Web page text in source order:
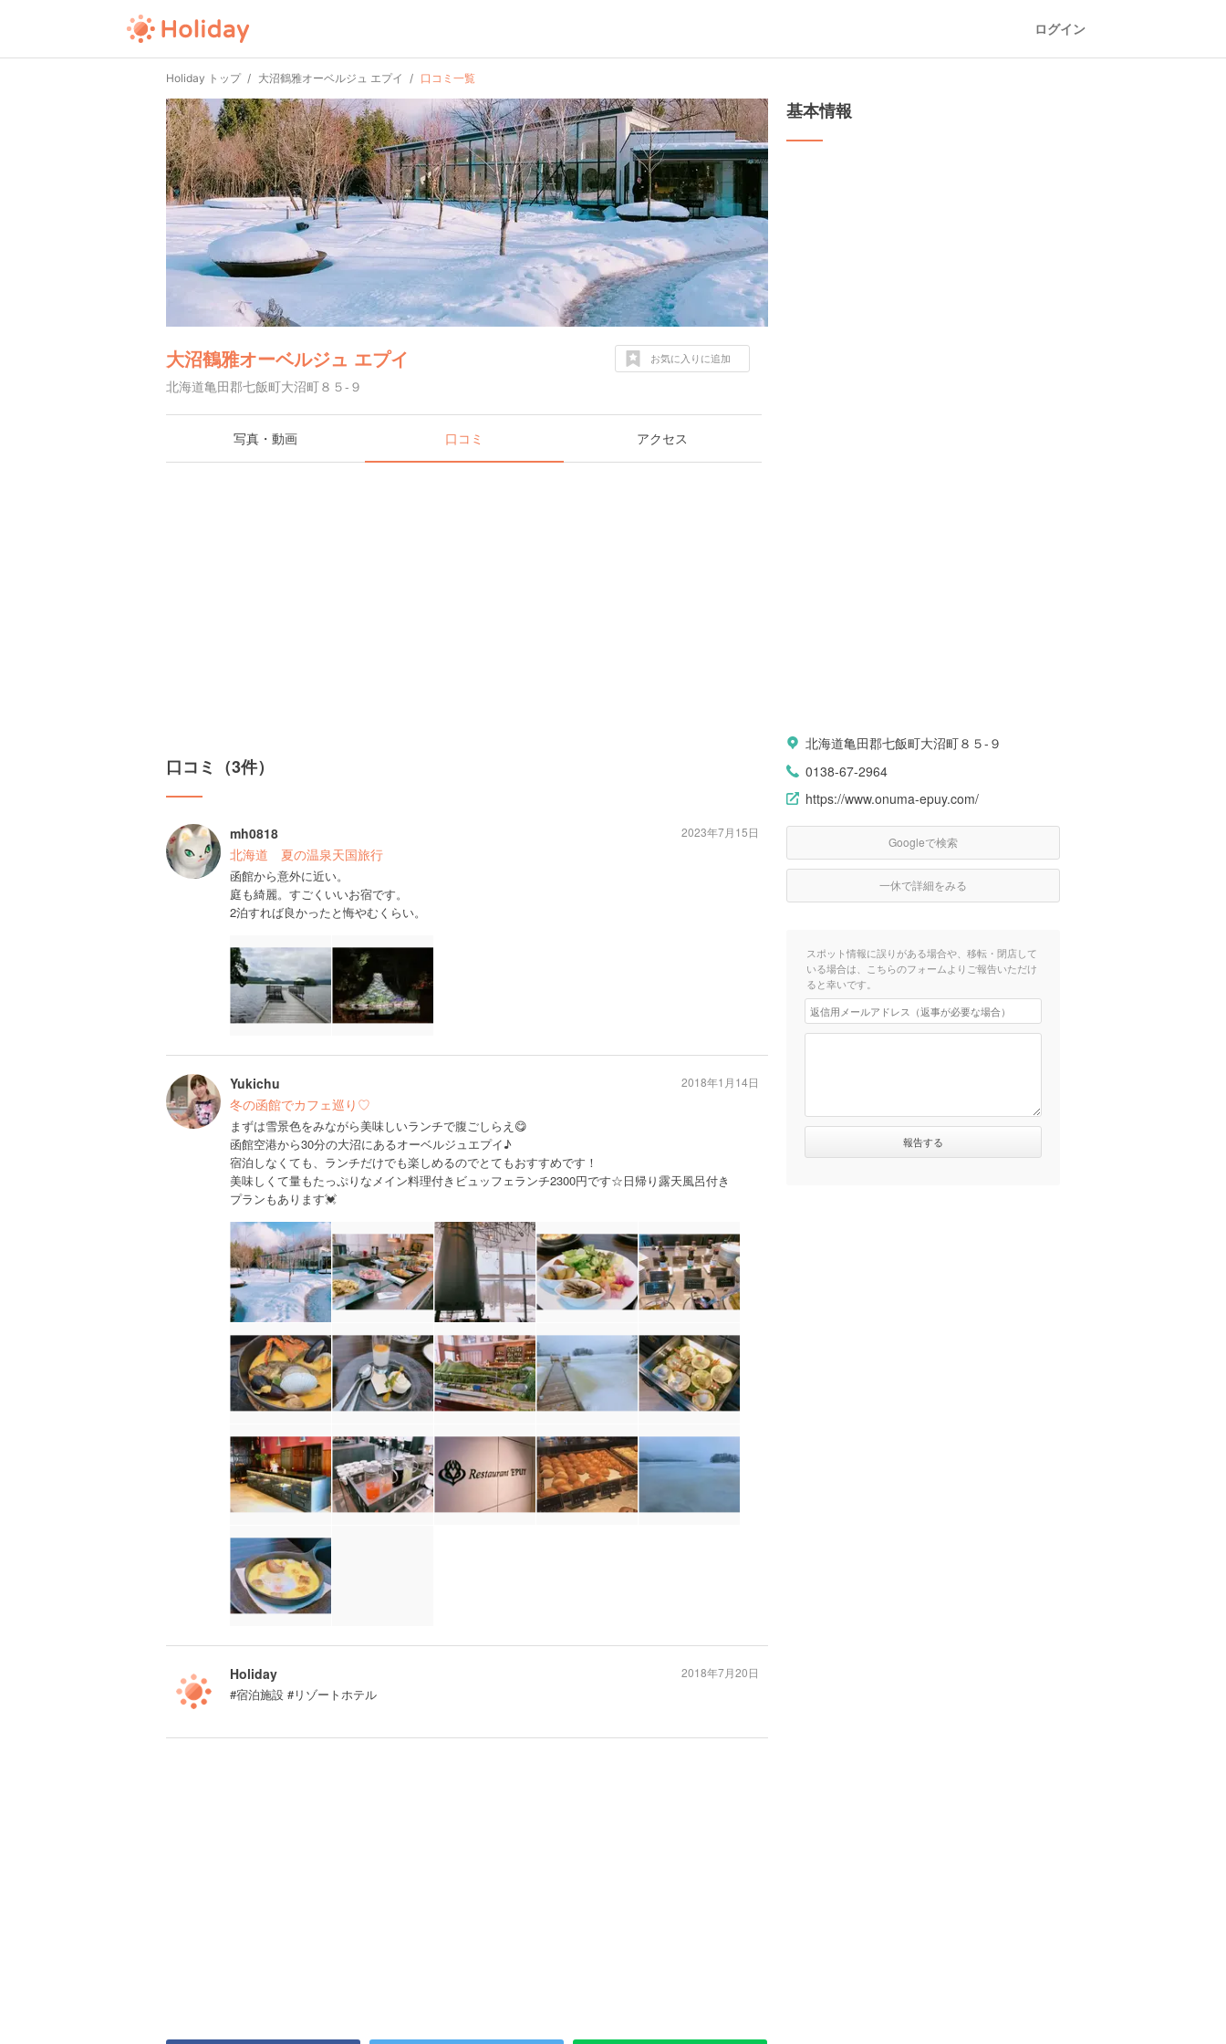
ログイン
Holiday トップ 大沼鶴雅オーベルジュ エプイ 口コミ一覧
大沼鶴雅オーベルジュ エプイ
北海道亀田郡七飯町大沼町８５-９
お気に入りに追加
写真・動画 口コミ アクセス
口コミ（3件）
mh0818
北海道 夏の温泉天国旅行
函館から意外に近い。
庭も綺麗。すごくいいお宿です。
2泊すれば良かったと悔やむくらい。
2023年7月15日
Yukichu
冬の函館でカフェ巡り♡
まずは雪景色をみながら美味しいランチで腹ごしらえ😋
函館空港から30分の大沼にあるオーベルジュエプイ♪
宿泊しなくても、ランチだけでも楽しめるのでとてもおすすめです！
美味しくて量もたっぷりなメイン料理付きビュッフェランチ2300円です☆日帰り露天風呂付き
プランもあります💓
2018年1月14日
Holiday
#宿泊施設 #リゾートホテル
2018年7月20日
基本情報
北海道亀田郡七飯町大沼町８５-９
0138-67-2964
https://www.onuma-epuy.com/
Googleで検索
一休で詳細をみる
スポット情報に誤りがある場合や、移転・閉店して
いる場合は、こちらのフォームよりご報告いただけ
ると幸いです。